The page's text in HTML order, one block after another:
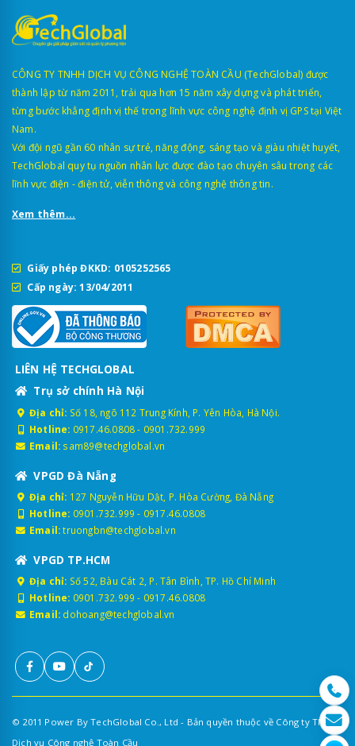
CÔNG TY TNHH DỊCH VỤ CÔNG NGHỆ TOÀN CẦU (TechGlobal) được
thành lập từ năm 2011, trải qua hơn 15 năm xây dựng và phát triển,
từng bước khẳng định vị thế trong lĩnh vực công nghệ định vị GPS tại Việt
Nam.
Với đội ngũ gần 60 nhân sự trẻ, năng động, sáng tạo và giàu nhiệt huyết,
TechGlobal quy tụ nguồn nhân lực được đào tạo chuyên sâu trong các
lĩnh vực điện - điện tử, viễn thông và công nghệ thông tin.
Xem thêm...
Giấy phép ĐKKD: 0105252565
Cấp ngày: 13/04/2011
LIÊN HỆ TECHGLOBAL
Trụ sở chính Hà Nội
Địa chỉ: Số 18, ngõ 112 Trung Kính, P. Yên Hòa, Hà Nội.
Hotline: 0917.46.0808- 0901.732.999
Email: sam89@techglobal.vn
VPGD Đà Nẵng
Địa chỉ: 127 Nguyễn Hữu Dật, P. Hòa Cường, Đà Nẵng
Hotline: 0901.732.999 - 0917.46.0808
Email: truongbn@techglobal.vn
VPGD TP.HCM
Địa chỉ: Số 52, Bàu Cát 2, P. Tân Bình, TP. Hồ Chí Minh
Hotline: 0901.732.999 - 0917.46.0808
Email: dohoang@techglobal.vn
© 2011 Power By TechGlobal Co., Ltd - Bản quyền thuộc về Công ty TNHH
Dịch vụ Công nghệ Toàn Cầu